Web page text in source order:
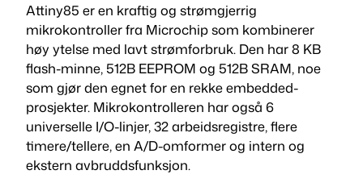
Attiny85 er en kraftig og strømgjerrig
mikrokontroller fra Microchip som kombinerer
høy ytelse med lavt strømforbruk. Den har 8 KB
flash-minne, 512B EEPROM og 512B SRAM, noe
som gjør den egnet for en rekke embedded-
prosjekter. Mikrokontrolleren har også 6
universelle I/O-linjer, 32 arbeidsregistre, flere
timere/tellere, en A/D-omformer og intern og
ekstern avbruddsfunksjon.